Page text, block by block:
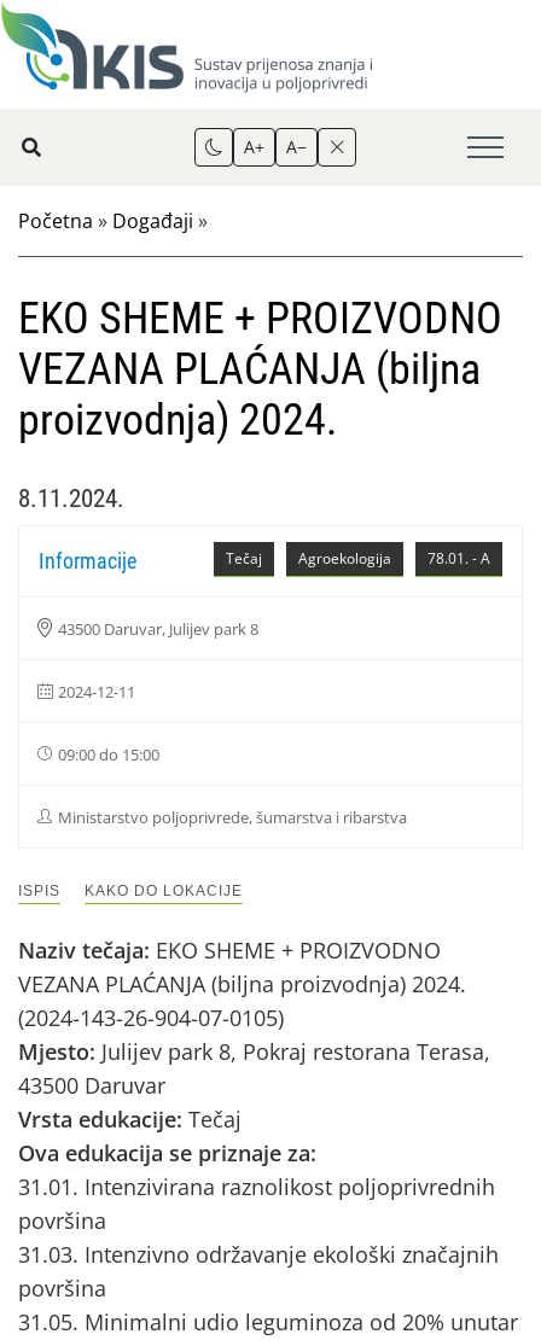
A+ A−
Početna » Događaji »
EKO SHEME + PROIZVODNO
VEZANA PLAĆANJA (biljna
proizvodnja) 2024.
8.11.2024.
78.01. - A
Agroekologija
Tečaj
Informacije
43500 Daruvar, Julijev park 8
2024-12-11
09:00 do 15:00
Ministarstvo poljoprivrede, šumarstva i ribarstva
ISPIS KAKO DO LOKACIJE
Naziv tečaja: EKO SHEME + PROIZVODNO
VEZANA PLAĆANJA (biljna proizvodnja) 2024.
(2024-143-26-904-07-0105)
Mjesto: Julijev park 8, Pokraj restorana Terasa,
43500 Daruvar
Vrsta edukacije: Tečaj
Ova edukacija se priznaje za:
31.01. Intenzivirana raznolikost poljoprivrednih
površina
31.03. Intenzivno održavanje ekološki značajnih
površina
31.05. Minimalni udio leguminoza od 20% unutar